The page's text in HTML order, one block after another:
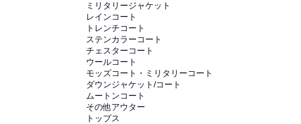
ミリタリージャケット
レインコート
トレンチコート
ステンカラーコート
チェスターコート
ウールコート
モッズコート・ミリタリーコート
ダウンジャケット/コート
ムートンコート
その他アウター
トップス